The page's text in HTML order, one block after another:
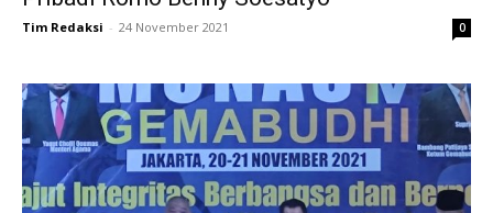
Tim Redaksi - 24 November 2021 0